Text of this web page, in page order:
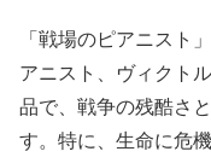
「戦場のピアニスト
アニスト、ヴィクト
品で、戦争の残酷さ
す。特に、生命に危